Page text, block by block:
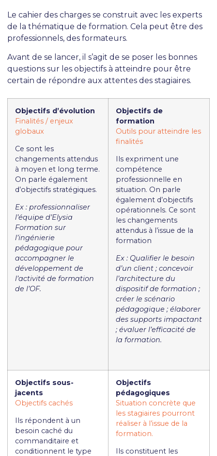
Le cahier des charges se construit avec les experts
de la thématique de formation. Cela peut être des
professionnels, des formateurs.
Avant de se lancer, il s’agit de se poser les bonnes
questions sur les objectifs à atteindre pour être
certain de répondre aux attentes des stagiaires.
Objectifs d’évolution
Finalités / enjeux
globaux
Ce sont les
changements attendus
à moyen et long terme.
On parle également
d’objectifs stratégiques.
Ex : professionnaliser
l’équipe d’Elysia
Formation sur
l’ingénierie
pédagogique pour
accompagner le
développement de
l’activité de formation
de l’OF.
Objectifs de
formation
Outils pour atteindre les
finalités
Ils expriment une
compétence
professionnelle en
situation. On parle
également d’objectifs
opérationnels. Ce sont
les changements
attendus à l’issue de la
formation
Ex : Qualifier le besoin
d’un client ; concevoir
l’architecture du
dispositif de formation ;
créer le scénario
pédagogique ; élaborer
des supports impactant
; évaluer l’efficacité de
la formation.
Objectifs sous-
jacents
Objectifs cachés
Ils répondent à un
besoin caché du
commanditaire et
conditionnent le type
Objectifs
pédagogiques
Situation concrète que
les stagiaires pourront
réaliser à l’issue de la
formation.
Ils constituent les